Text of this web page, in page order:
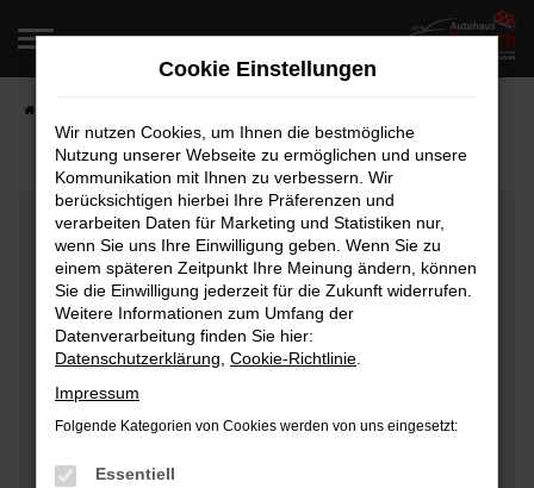
Zum
springen
Fehler: Network Error
Beim Laden ist ein Fehler aufgetreten.
Hier sind ein paar Tipps, die dir helfen können:
Überprüfe deine Firewall und deine
Internetverbindung.
Laden andere Webseiten, zum Beispiel deine
Manche Erweiterungen, wie Werbeblocker, können
Cookie Einstellungen
Wir nutzen Cookies, um Ihnen die bestmögliche
Nutzung unserer Webseite zu ermöglichen und unsere
Kommunikation mit Ihnen zu verbessern. Wir
berücksichtigen hierbei Ihre Präferenzen und
verarbeiten Daten für Marketing und Statistiken nur,
wenn Sie uns Ihre Einwilligung geben. Wenn Sie zu
einem späteren Zeitpunkt Ihre Meinung ändern, können
Sie die Einwilligung jederzeit für die Zukunft widerrufen.
Weitere Informationen zum Umfang der
Datenverarbeitung finden Sie hier:
Datenschutzerklärung Cookie-Richtlinie
Impressum
Folgende Kategorien von Cookies werden von uns eingesetzt:
Essentiell